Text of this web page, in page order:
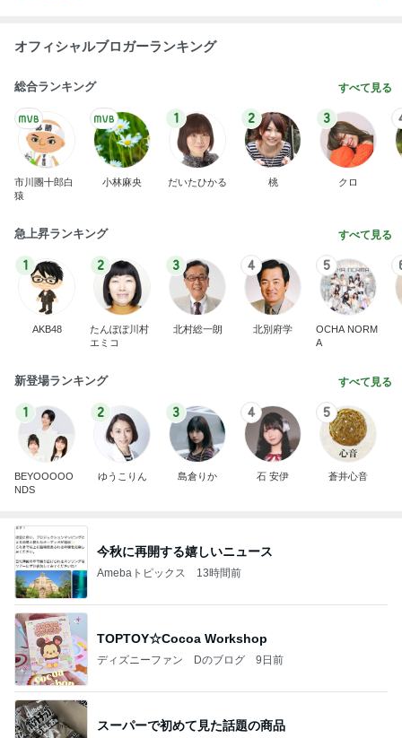
オフィシャルブロガーランキング
総合ランキング すべて見る
市川團十郎白
猿
小林麻央
1
だいたひかる
2
桃
3
クロ
急上昇ランキング すべて見る
1
AKB48
2
たんぽぽ川村
エミコ
3
北村総一朗
4
北別府学
5
OCHA NORM
A
新登場ランキング すべて見る
1
BEYOOOOO
NDS
2
ゆうこりん
3
島倉りか
4
石 安伊
5
蒼井心音
今秋に再開する嬉しいニュース
Amebaトピックス 13時間前
TOPTOY☆Cocoa Workshop
ディズニーファン Dのブログ 9日前
スーパーで初めて見た話題の商品